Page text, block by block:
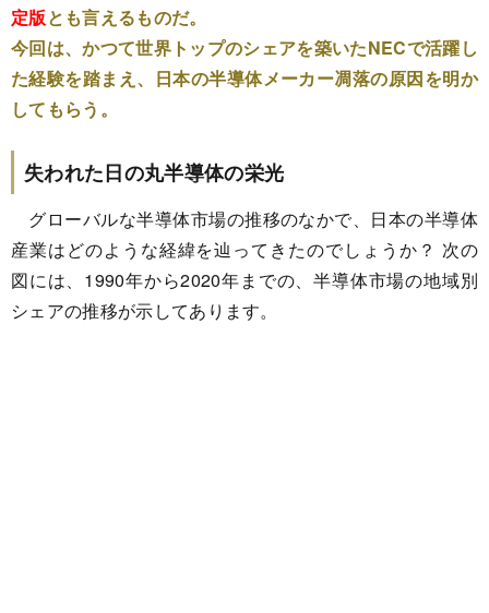
定版とも言えるものだ。
今回は、かつて世界トップのシェアを築いたNECで活躍し
た経験を踏まえ、日本の半導体メーカー凋落の原因を明か
してもらう。
失われた日の丸半導体の栄光
グローバルな半導体市場の推移のなかで、日本の半導体
産業はどのような経緯を辿ってきたのでしょうか？ 次の
図には、1990年から2020年までの、半導体市場の地域別
シェアの推移が示してあります。